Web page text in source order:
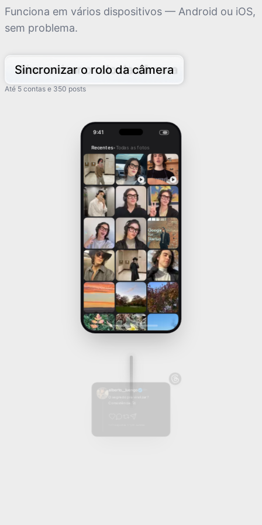
Funciona em vários dispositivos — Android ou iOS,
sem problema.
Sincronizar o rolo da câmera
Até 5 contas e 350 posts
9:41
Recentes• Todas as fotos
alberto__luengo